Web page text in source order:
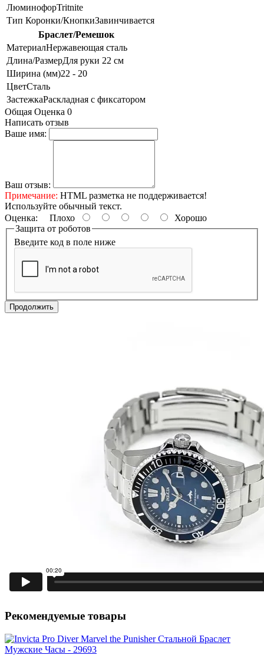
ЛюминофорTritnite
Тип Коронки/КнопкиЗавинчивается
Браслет/Ремешок
МатериалНержавеющая сталь
Длина/РазмерДля руки 22 см
Ширина (мм)22 - 20
ЦветСталь
ЗастежкаРаскладная с фиксатором
Общая Оценка 0
Написать отзыв
Ваше имя:
Ваш отзыв:
Примечание: HTML разметка не поддерживается!
Используйте обычный текст.
Оценка: Плохо
Хорошо
Защита от роботов
Введите код в поле ниже
Продолжить
Рекомендуемые товары